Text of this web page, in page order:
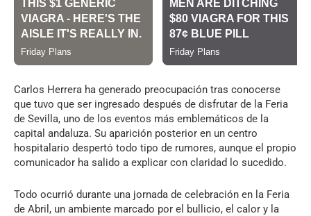
Carlos Herrera ha generado preocupación tras conocerse
que tuvo que ser ingresado después de disfrutar de la Feria
de Sevilla, uno de los eventos más emblemáticos de la
capital andaluza. Su aparición posterior en un centro
hospitalario despertó todo tipo de rumores, aunque el propio
comunicador ha salido a explicar con claridad lo sucedido.
Todo ocurrió durante una jornada de celebración en la Feria
de Abril, un ambiente marcado por el bullicio, el calor y la